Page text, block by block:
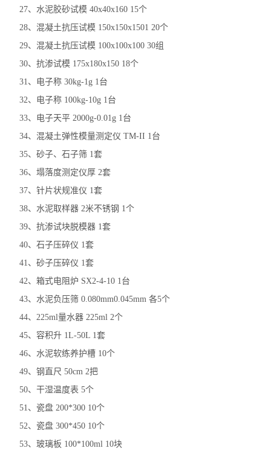
27、水泥胶砂试模 40x40x160 15个
28、混凝土抗压试模 150x150x1501 20个
29、混凝土抗压试模 100x100x100 30组
30、抗渗试模 175x180x150 18个
31、电子称 30kg-1g 1台
32、电子称 100kg-10g 1台
33、电子天平 2000g-0.01g 1台
34、混凝土弹性模量测定仪 TM-II 1台
35、砂子、石子筛 1套
36、塌落度测定仪厚 2套
37、针片状规准仪 1套
38、水泥取样器 2米不锈钢 1个
39、抗渗试块脱模器 1套
40、石子压碎仪 1套
41、砂子压碎仪 1套
42、箱式电阻炉 SX2-4-10 1台
43、水泥负压筛 0.080mm0.045mm 各5个
44、225ml量水器 225ml 2个
45、容积升 1L-50L 1套
46、水泥软练养护槽 10个
49、钢直尺 50cm 2把
50、干湿温度表 5个
51、瓷盘 200*300 10个
52、瓷盘 300*450 10个
53、玻璃板 100*100ml 10块